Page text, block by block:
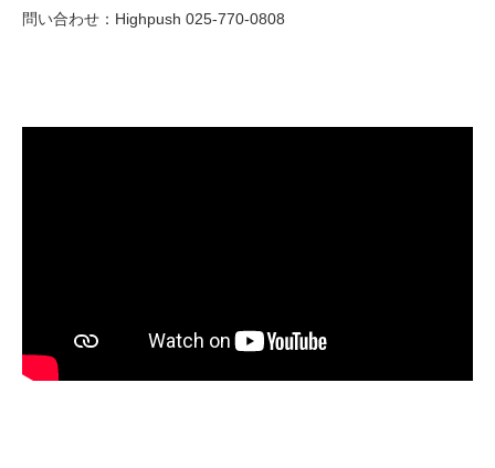
問い合わせ：Highpush ‭025-770-0808‬